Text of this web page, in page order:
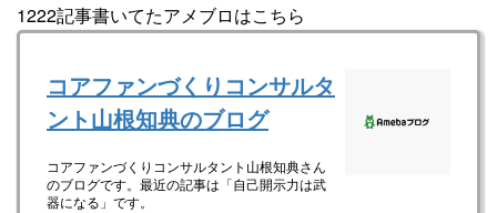
1222記事書いてたアメブロはこちら
コアファンづくりコンサルタ
ント山根知典のブログ
コアファンづくりコンサルタント山根知典さん
のブログです。最近の記事は「自己開示力は武
器になる」です。